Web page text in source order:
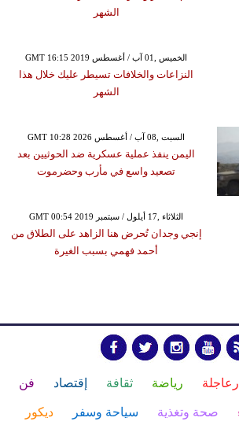
الشهر
GMT 16:15 2019 الخميس ,01 آب / أغسطس
النزاعات والخلافات تسيطر عليك خلال هذا
الشهر
GMT 10:28 2026 السبت ,08 آب / أغسطس
اليمن ينفذ عملية عسكرية ضد الحوثيين بعد
تصعيد واسع في مأرب وحضرموت
GMT 00:54 2019 الثلاثاء ,17 أيلول / سبتمبر
إنجي وجدان تُحرض هنا الزاهد على الطلاق من
أحمد فهمي بسبب الغيرة
رياضة ثقافة إقتصاد فن
صحة وتغذية سياحة وسفر ديكور